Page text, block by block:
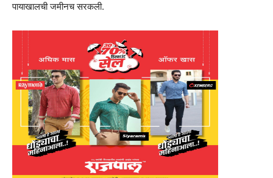
पायाखालची जमीनच सरकली.